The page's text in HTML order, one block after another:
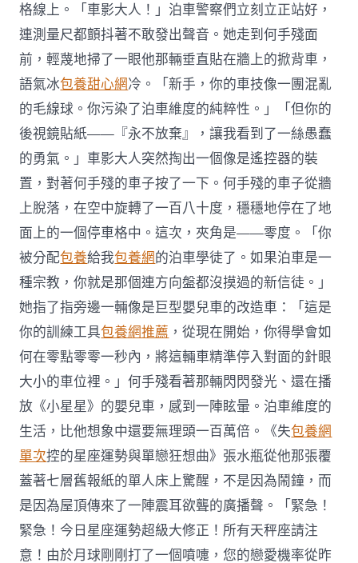
格線上。「車影大人！」泊車警察們立刻立正站好，
連測量尺都顫抖著不敢發出聲音。她走到何手殘面
前，輕蔑地掃了一眼他那輛垂直貼在牆上的掀背車，
語氣冰包養甜心網冷。「新手，你的車技像一團混亂
的毛線球。你污染了泊車維度的純粹性。」「但你的
後視鏡貼紙——『永不放棄』，讓我看到了一絲愚蠢
的勇氣。」車影大人突然掏出一個像是遙控器的裝
置，對著何手殘的車子按了一下。何手殘的車子從牆
上脫落，在空中旋轉了一百八十度，穩穩地停在了地
面上的一個停車格中。這次，夾角是——零度。「你
被分配包養給我包養網的泊車學徒了。如果泊車是一
種宗教，你就是那個連方向盤都沒摸過的新信徒。」
她指了指旁邊一輛像是巨型嬰兒車的改造車：「這是
你的訓練工具包養網推薦 ，從現在開始，你得學會如
何在零點零零一秒內，將這輛車精準停入對面的針眼
大小的車位裡。」何手殘看著那輛閃閃發光、還在播
放《小星星》的嬰兒車，感到一陣眩暈。泊車維度的
生活，比他想象中還要無理頭一百萬倍。《失包養網
單次控的星座運勢與單戀狂想曲》張水瓶從他那張覆
蓋著七層舊報紙的單人床上驚醒，不是因為鬧鐘，而
是因為屋頂傳來了一陣震耳欲聾的廣播聲。「緊急！
緊急！今日星座運勢超級大修正！所有天秤座請注
意！由於月球剛剛打了一個噴嚏，您的戀愛機率從昨